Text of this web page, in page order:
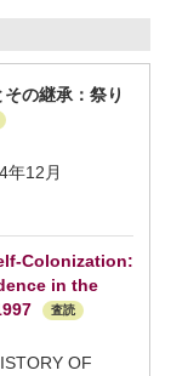
の継承：祭り
12月
Colonization:
in the
査読
OF